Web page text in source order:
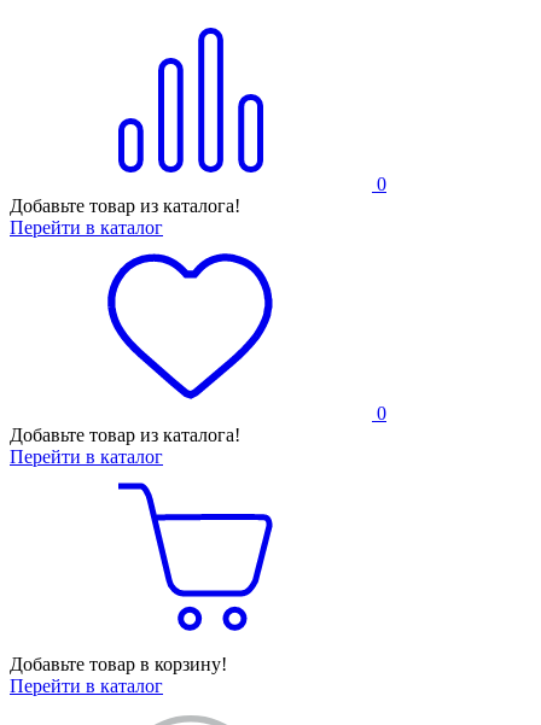
0
Добавьте товар из каталога!
Перейти в каталог
0
Добавьте товар из каталога!
Перейти в каталог
Добавьте товар в корзину!
Перейти в каталог